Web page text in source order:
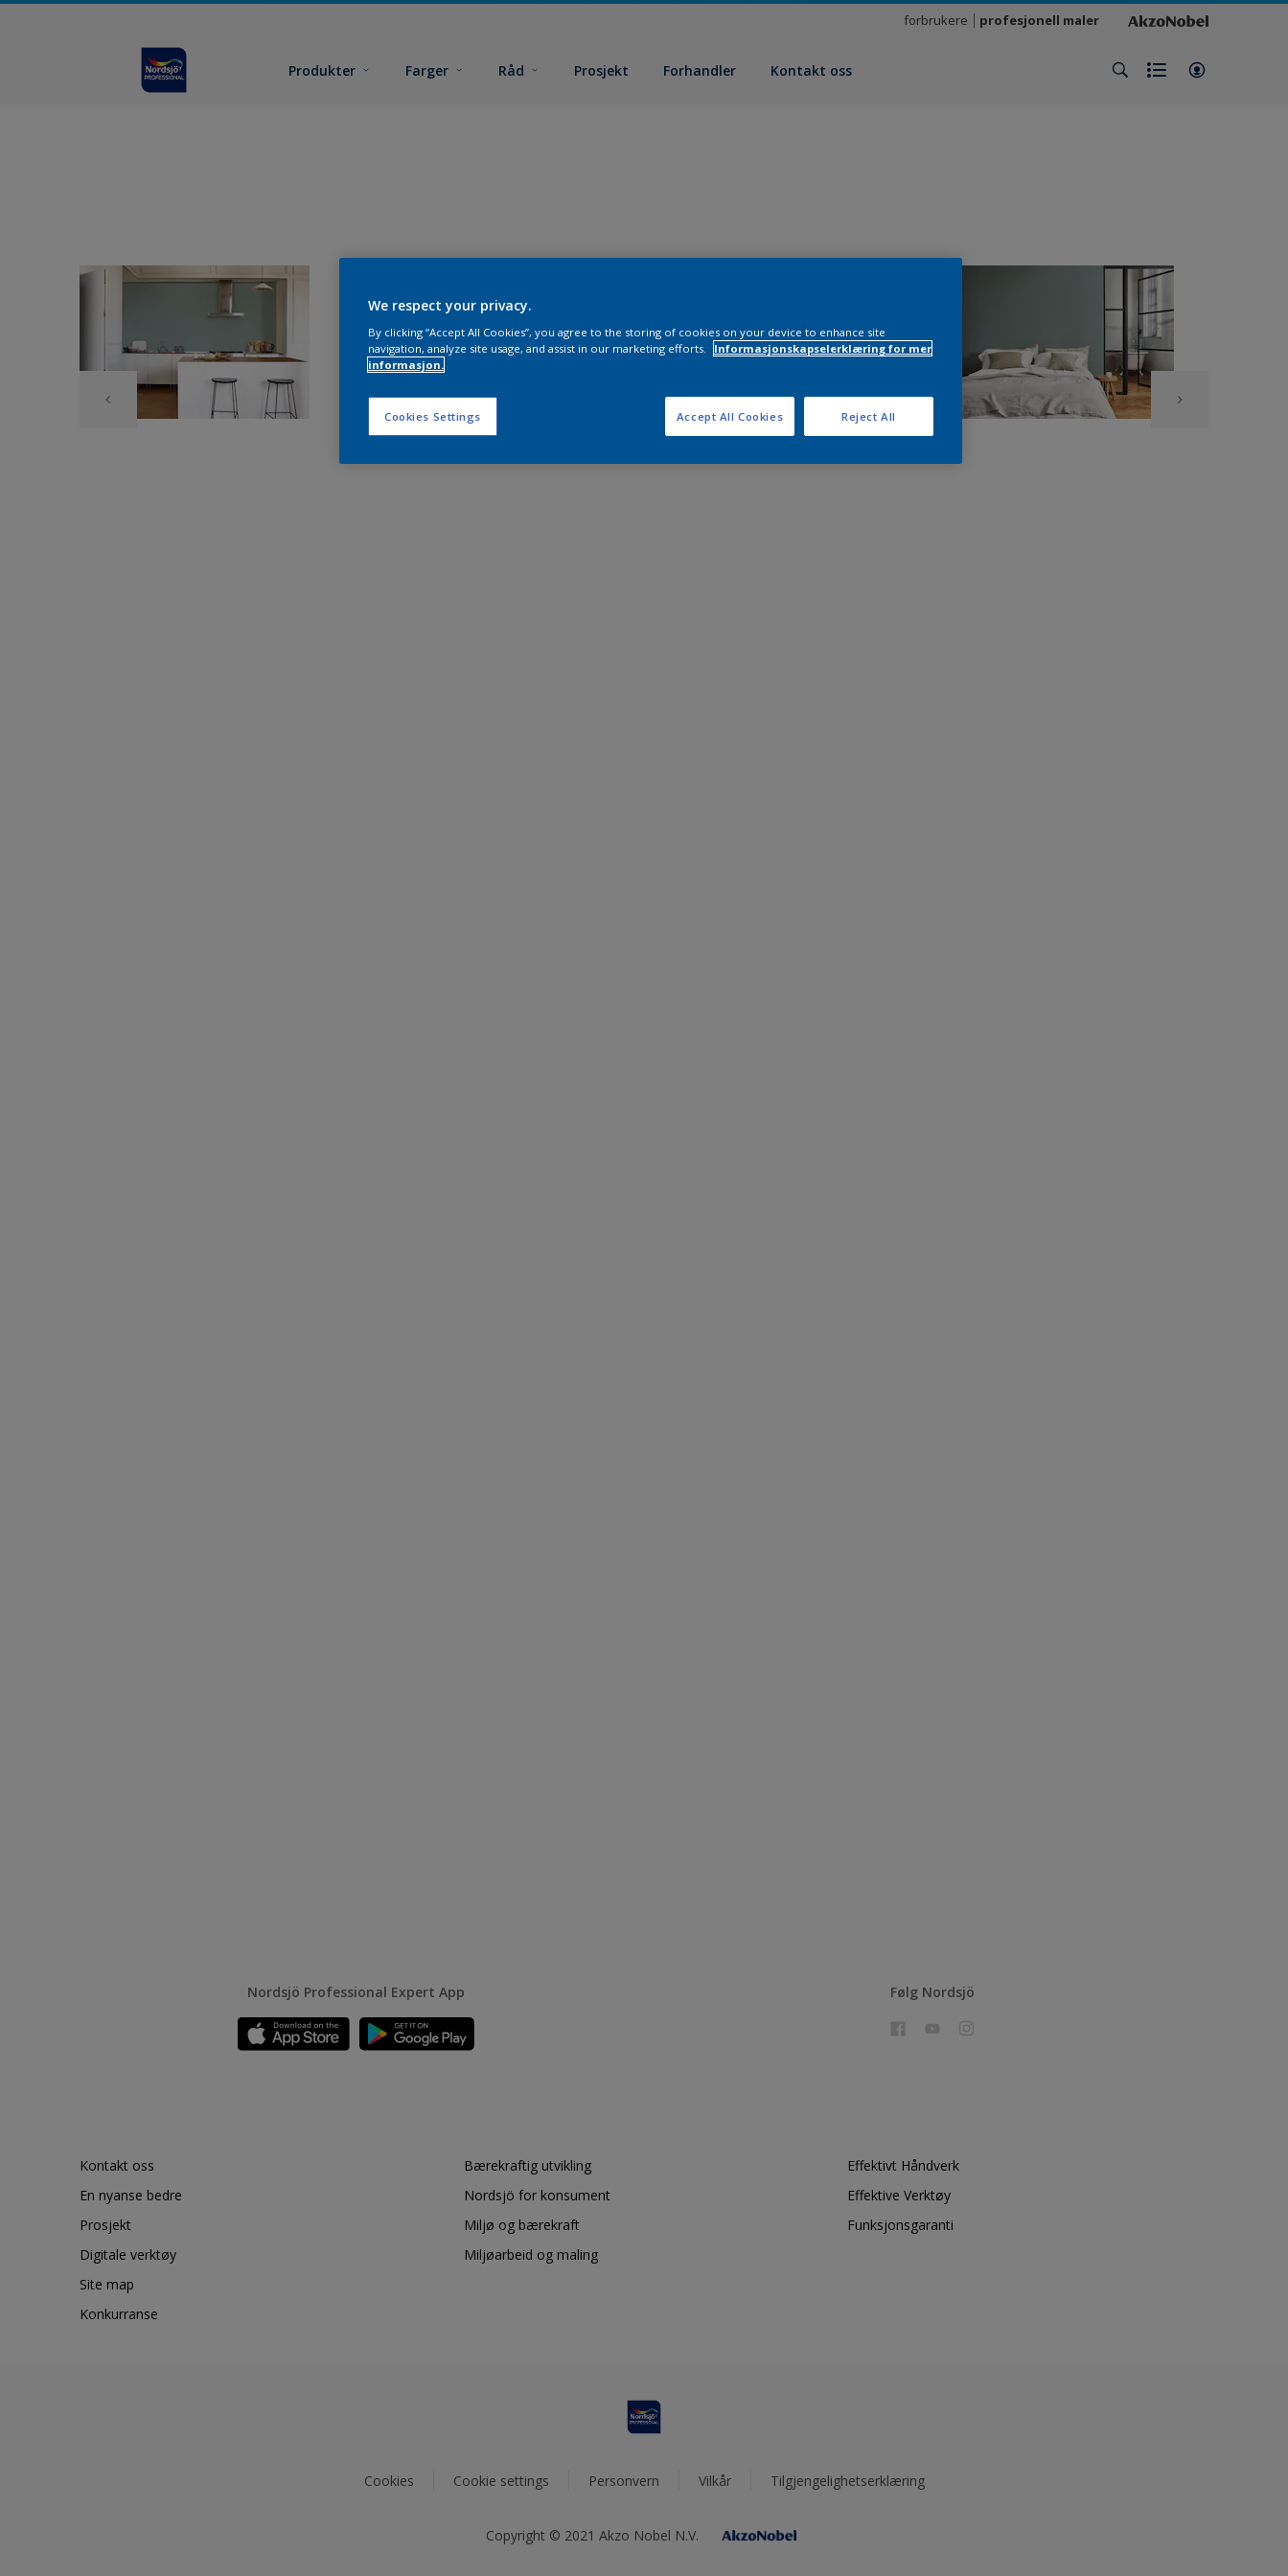
forbrukere profesjonell maler
Produkter Farger Råd Prosjekt Forhandler Kontakt oss
Nordsjö Professional Expert App Følg Nordsjö
Kontakt oss
En nyanse bedre
Prosjekt
Digitale verktøy
Site map
Konkurranse
Bærekraftig utvikling
Nordsjö for konsument
Miljø og bærekraft
Miljøarbeid og maling
Effektivt Håndverk
Effektive Verktøy
Funksjonsgaranti
Cookies Cookie settings Personvern Vilkår Tilgjengelighetserklæring
Copyright © 2021 Akzo Nobel N.V.
We respect your privacy.
By clicking “Accept All Cookies”, you agree to the storing of cookies on your device to enhance site
navigation, analyze site usage, and assist in our marketing efforts.
Informasjonskapselerklæring for mer
informasjon.
Cookies Settings Reject All
Accept All Cookies